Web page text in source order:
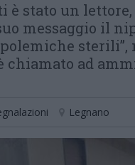
è stato un
messaggio il
chiamato ad
Legnano